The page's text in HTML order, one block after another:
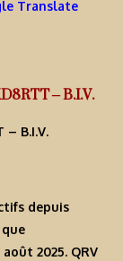
Translate
– B.I.V.
depuis
août 2025. QRV